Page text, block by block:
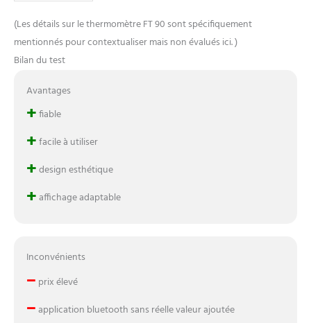
(Les détails sur le thermomètre FT 90 sont spécifiquement
mentionnés pour contextualiser mais non évalués ici. )
Bilan du test
Avantages
+fiable
+facile à utiliser
+design esthétique
+affichage adaptable
Inconvénients
– prix élevé
–application bluetooth sans réelle valeur ajoutée